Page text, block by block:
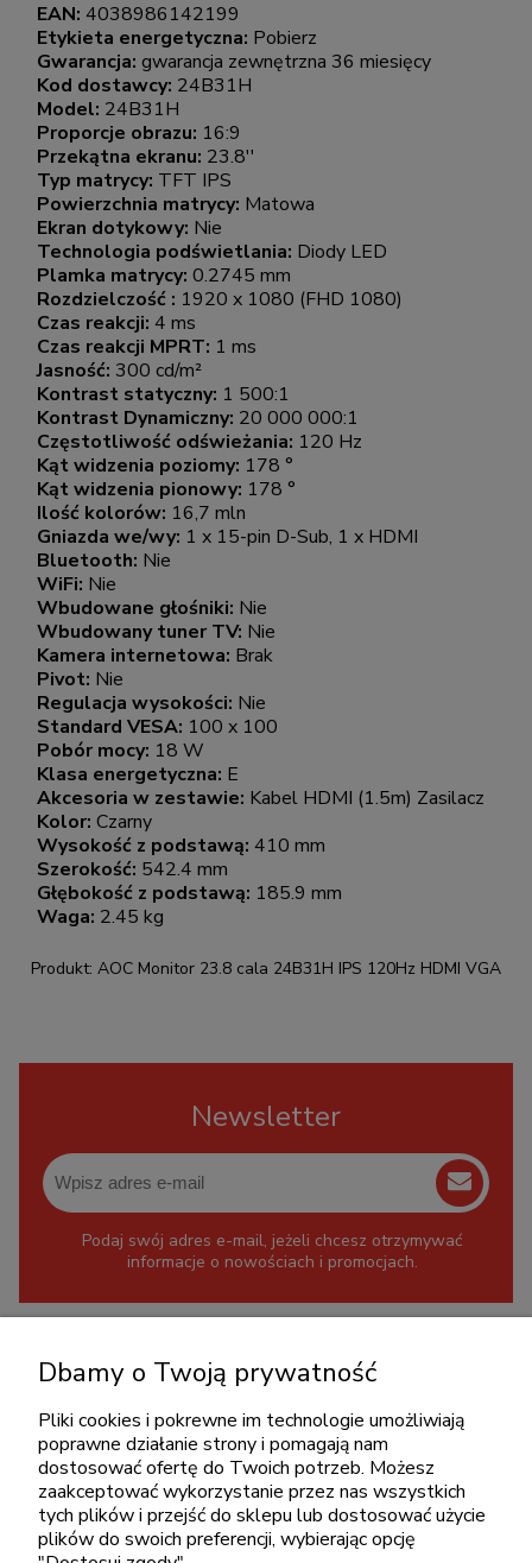
EAN: 4038986142199
Etykieta energetyczna: Pobierz
Gwarancja: gwarancja zewnętrzna 36 miesięcy
Kod dostawcy: 24B31H
Model: 24B31H
Proporcje obrazu: 16:9
Przekątna ekranu: 23.8''
Typ matrycy: TFT IPS
Powierzchnia matrycy: Matowa
Ekran dotykowy: Nie
Technologia podświetlania: Diody LED
Plamka matrycy: 0.2745 mm
Rozdzielczość : 1920 x 1080 (FHD 1080)
Czas reakcji: 4 ms
Czas reakcji MPRT: 1 ms
Jasność: 300 cd/m²
Kontrast statyczny: 1 500:1
Kontrast Dynamiczny: 20 000 000:1
Częstotliwość odświeżania: 120 Hz
Kąt widzenia poziomy: 178 °
Kąt widzenia pionowy: 178 °
Ilość kolorów: 16,7 mln
Gniazda we/wy: 1 x 15-pin D-Sub, 1 x HDMI
Bluetooth: Nie
WiFi: Nie
Wbudowane głośniki: Nie
Wbudowany tuner TV: Nie
Kamera internetowa: Brak
Pivot: Nie
Regulacja wysokości: Nie
Standard VESA: 100 x 100
Pobór mocy: 18 W
Klasa energetyczna: E
Akcesoria w zestawie: Kabel HDMI (1.5m) Zasilacz
Kolor: Czarny
Wysokość z podstawą: 410 mm
Szerokość: 542.4 mm
Głębokość z podstawą: 185.9 mm
Waga: 2.45 kg
Produkt: AOC Monitor 23.8 cala 24B31H IPS 120Hz HDMI VGA
Newsletter
Podaj swój adres e-mail, jeżeli chcesz otrzymywać
informacje o nowościach i promocjach.
+48 717345566
pon.-piąt.: 08:00-16:00
sklep@cebit.pl
ZAKUPY
Dbamy o Twoją prywatność
Pliki cookies i pokrewne im technologie umożliwiają
poprawne działanie strony i pomagają nam
dostosować ofertę do Twoich potrzeb. Możesz
zaakceptować wykorzystanie przez nas wszystkich
tych plików i przejść do sklepu lub dostosować użycie
plików do swoich preferencji, wybierając opcję